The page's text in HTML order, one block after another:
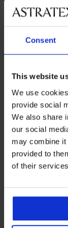
Consent
This website
We use
provide social
We also share
our social
may combine it
provided to
of their
-25 % ALL25
Grudnjak Grand
32,99 €
24,74 €Kod